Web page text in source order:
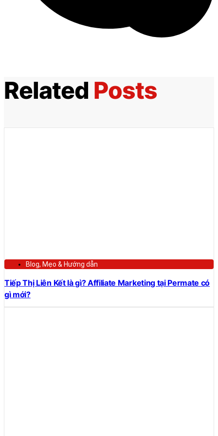
Related Posts
Blog, Mẹo & Hướng dẫn
Tiếp Thị Liên Kết là gì? Affiliate Marketing tại Permate có
gì mới?